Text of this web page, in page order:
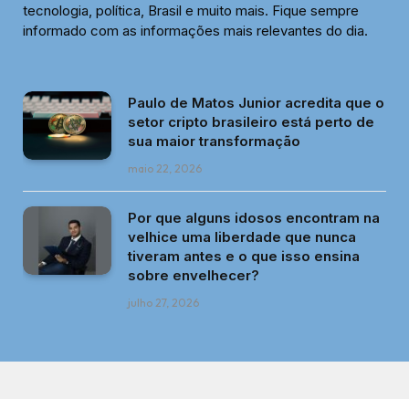
tecnologia, política, Brasil e muito mais. Fique sempre
informado com as informações mais relevantes do dia.
Paulo de Matos Junior acredita que o
setor cripto brasileiro está perto de
sua maior transformação
maio 22, 2026
Por que alguns idosos encontram na
velhice uma liberdade que nunca
tiveram antes e o que isso ensina
sobre envelhecer?
julho 27, 2026